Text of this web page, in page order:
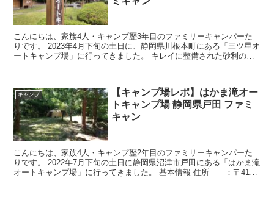
こんにちは、家族4人・キャンプ歴3年目のファミリーキャンパーた
りです。 2023年4月下旬の土日に、静岡県川根本町にある「三ツ星オ
ートキャンプ場」に行ってきました。 キレイに整備された砂利のサ
キャンプ
【キャンプ場レポ】はかま滝オー
トキャンプ場 静岡県戸田 ファミ
キャン
こんにちは、家族4人・キャンプ歴2年目のファミリーキャンパーた
りです。 2022年7月下旬の土日に静岡県沼津市戸田にある「はかま滝
オートキャンプ場」に行ってきました。 基本情報 住所 ：〒410-